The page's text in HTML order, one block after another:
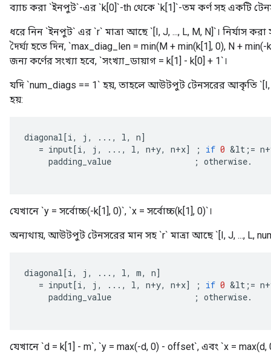
ব্যাচ করা `ইনপুট`-এর `k[0]`-th থেকে `k[1]`-তম কর্ণ সহ একটি
ধরে নিন `ইনপুট` এর `r` মাত্রা আছে `[I, J, ..., L, M, N]`। নির্যাস করা
দৈর্ঘ্য হতে দিন, `max_diag_len = min(M + min(k[1], 0), N +
জন্য কর্ণের সংখ্যা হবে, `সংখ্যা_ডায়াগ = k[1] - k[0] + 1`।
যদি `num_diags == 1` হয়, তাহলে আউটপুট টেনসরের আকৃতি `[I,
হয়:
diagonal [i , j , ..., l , n]
= input[i , j , ..., l , n+y, n+x] ; if 0 &lt ; = n+
padding_value
; otherwise.
যেখানে `y = সর্বোচ্চ(-k[1], 0)`, `x = সর্বোচ্চ(k[1], 0)`।
অন্যথায়, আউটপুট টেনসরের মান সহ `r` মাত্রা আছে `[I, J, ..., L,
diagonal [i , j , ..., l , m, n]
= input[i , j , ..., l , n+y, n+x] ; if 0 &lt ; = n+
padding_value
; otherwise.
যেখানে `d = k[1] - m`, `y = max(-d, 0) - offset`, এবং `x =